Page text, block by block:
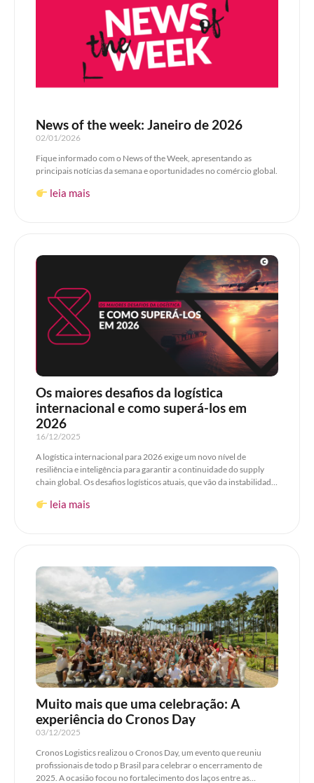
News of the week: Janeiro de 2026
02/01/2026
Fique informado com o News of the Week, apresentando as
principais notícias da semana e oportunidades no comércio global.
leia mais
Os maiores desafios da logística
internacional e como superá-los em
2026​
16/12/2025
A logística internacional para 2026 exige um novo nível de
resiliência e inteligência para garantir a continuidade do supply
chain global. Os desafios logísticos atuais, que vão da instabilidade
capacidade e as demandas de ESG, ameaçam a eficiência da
leia mais
Muito mais que uma celebração: A
experiência do Cronos Day
03/12/2025
Cronos Logistics realizou o Cronos Day, um evento que reuniu
profissionais de todo p Brasil para celebrar o encerramento de
2025. A ocasião focou no fortalecimento dos laços entre as